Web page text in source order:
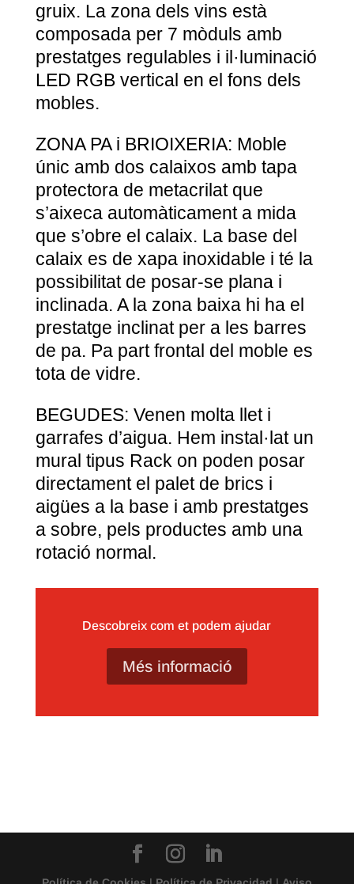
gruix. La zona dels vins està
composada per 7 mòduls amb
prestatges regulables i il·luminació
LED RGB vertical en el fons dels
mobles.
ZONA PA i BRIOIXERIA: Moble
únic amb dos calaixos amb tapa
protectora de metacrilat que
s’aixeca automàticament a mida
que s’obre el calaix. La base del
calaix es de xapa inoxidable i té la
possibilitat de posar-se plana i
inclinada. A la zona baixa hi ha el
prestatge inclinat per a les barres
de pa. Pa part frontal del moble es
tota de vidre.
BEGUDES: Venen molta llet i
garrafes d’aigua. Hem instal·lat un
mural tipus Rack on poden posar
directament el palet de brics i
aigües a la base i amb prestatges
a sobre, pels productes amb una
rotació normal.
Descobreix com et podem ajudar
Més informació